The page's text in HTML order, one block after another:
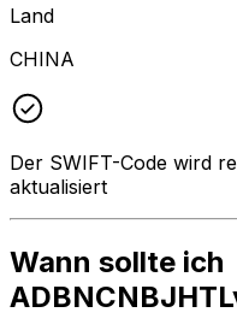
Land
CHINA
Der SWIFT-Code wird
aktualisiert
Wann sollte ich